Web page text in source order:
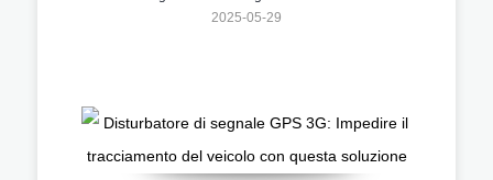
2025-05-29